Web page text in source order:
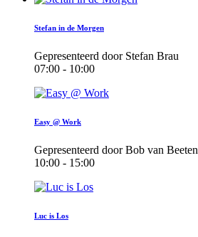
Stefan in de Morgen
Gepresenteerd door Stefan Brau
07:00 - 10:00
Easy @ Work
Gepresenteerd door Bob van Beeten
10:00 - 15:00
Luc is Los